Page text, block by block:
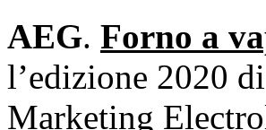
AEG. Forno a
l’edizione 2020
Marketing